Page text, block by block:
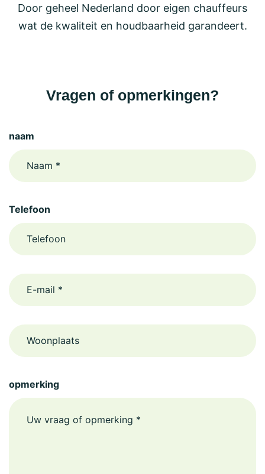
Door geheel Nederland door eigen chauffeurs
wat de kwaliteit en houdbaarheid garandeert.
Vragen of opmerkingen?
naam
Telefoon
email
Woonplaats
opmerking